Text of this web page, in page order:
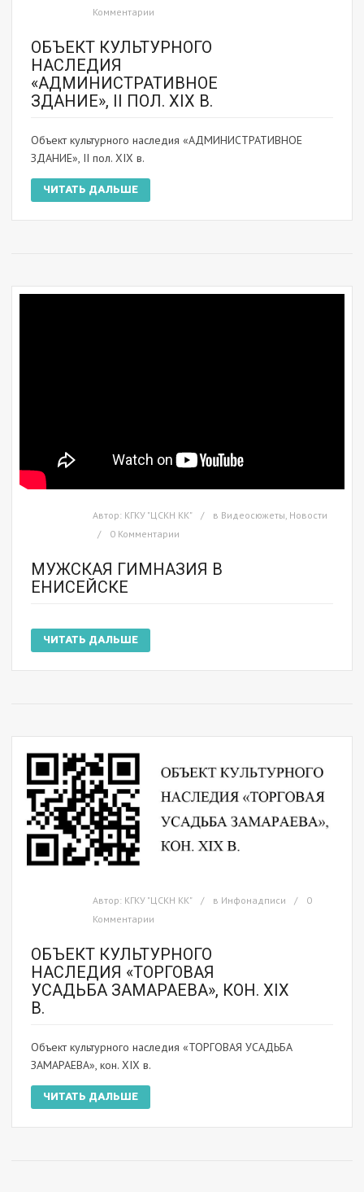
Комментарии
ОБЪЕКТ КУЛЬТУРНОГО
НАСЛЕДИЯ
«АДМИНИСТРАТИВНОЕ
ЗДАНИЕ», II ПОЛ. XIX В.
Объект культурного наследия «АДМИНИСТРАТИВНОЕ
ЗДАНИЕ», II пол. XIX в.
ЧИТАТЬ ДАЛЬШЕ
Автор: КГКУ "ЦСКН КК" в Видеосюжеты Новости
0 Комментарии
МУЖСКАЯ ГИМНАЗИЯ В
ЕНИСЕЙСКЕ
ЧИТАТЬ ДАЛЬШЕ
Автор: КГКУ "ЦСКН КК" в Инфонадписи
0
Комментарии
ОБЪЕКТ КУЛЬТУРНОГО
НАСЛЕДИЯ «ТОРГОВАЯ
УСАДЬБА ЗАМАРАЕВА», КОН. XIX
В.
Объект культурного наследия «ТОРГОВАЯ УСАДЬБА
ЗАМАРАЕВА», кон. XIX в.
ЧИТАТЬ ДАЛЬШЕ